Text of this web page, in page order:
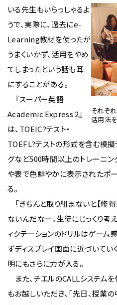
それぞ
活用法
いる先生もいらっしゃるよ
うで、実際に、過去にe-
Learning教材を使ったが
うまくいかず、活用をやめ
てしまったという話も耳
にすることがある。
『スーパー英語
Academic Express 2』
は、TOEIC?テスト・
TOEFL?テストの形式を含む模擬
グなど500時間以上のトレーニン
や表で色鮮やかに表示されたポ
る。
「きちんと取り組まないと【修
ないんだなー。生徒にじっくり考
ィクテーションのドリルはゲーム
ずディスプレイ画面に近づいて
明にもさらに力が入る。
また、チエルのCALLシステム
もお越しいただき、「先日、授業